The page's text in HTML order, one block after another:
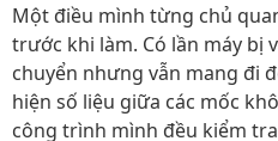
Một điều mình từng chủ
trước khi làm. Có lần máy bị
chuyển nhưng vẫn mang đi
hiện số liệu giữa các mốc
công trình mình đều kiểm